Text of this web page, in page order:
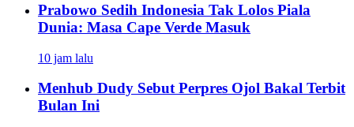
Prabowo Sedih Indonesia Tak Lolos Piala
Dunia: Masa Cape Verde Masuk
10 jam lalu
Menhub Dudy Sebut Perpres Ojol Bakal Terbit
Bulan Ini